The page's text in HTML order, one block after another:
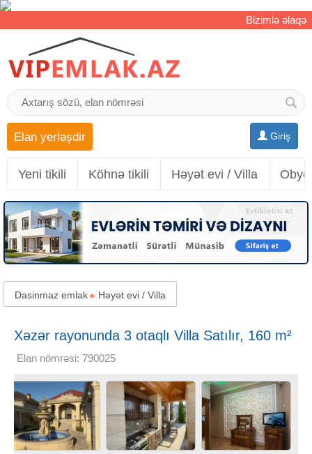
Bizimlə əlaqə
Giriş
Elan yerləşdir
Yeni tikili Köhnə tikili Həyət evi / Villa
Dasinmaz emlak ▸ Həyət evi / Villa
Xəzər rayonunda 3 otaqlı Villa Satılır, 160 m²
Elan nömrəsi: 790025